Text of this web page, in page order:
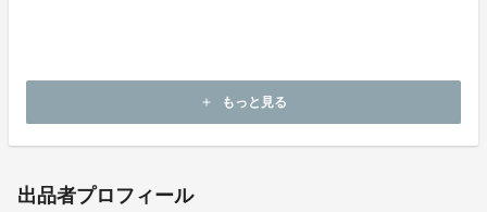
add もっと見る
出品者プロフィール